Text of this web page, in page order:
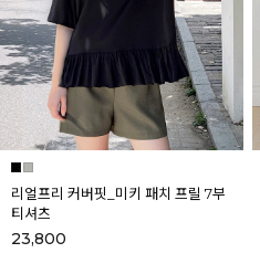
리얼프리 커버핏_미키 패치 프릴 7부
티셔츠
23,800